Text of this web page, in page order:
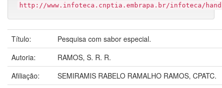
http://www.infoteca.cnptia.embrapa.br/infoteca/
Título:
Pesquisa com sabor especial.
Autoria:
RAMOS, S. R. R.
Afiliação:
SEMIRAMIS RABELO RAMALHO RAMOS, CPATC.